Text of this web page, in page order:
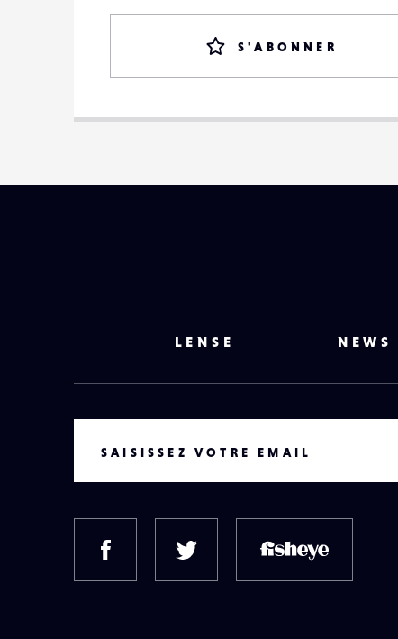
S'ABONNER
LENSE NEWS
SAISISSEZ VOTRE EMAIL
FACEBOOK TWITTER